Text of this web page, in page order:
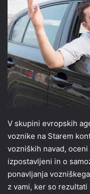
V skupini evropskih
voznike na Starem
vozniških navad,
izpostavljeni in o
ponavljanja
z vami, ker so